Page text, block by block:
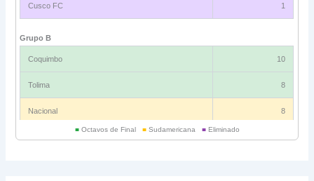
Cusco FC 1
Grupo B
Coquimbo 10
Tolima 8
Nacional 8
■Octavos de Final ■Sudamericana ■Eliminado